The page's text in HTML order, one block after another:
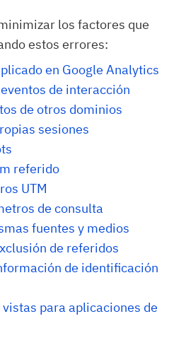
los factores que
estos errores:
en Google Analytics
de interacción
de otros dominios
sesiones
referido
UTM
de consulta
fuentes y medios
de referidos
de identificación
para aplicaciones de